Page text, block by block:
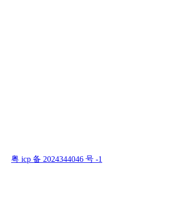
粤 icp 备 2024344046 号 -1